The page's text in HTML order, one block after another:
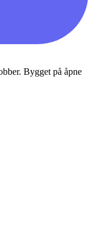
Bygget på åpne